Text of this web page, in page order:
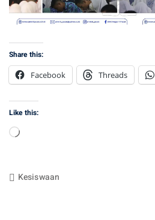
Share this:
Facebook
Threads
Like this:
Loading…
Kesiswaan